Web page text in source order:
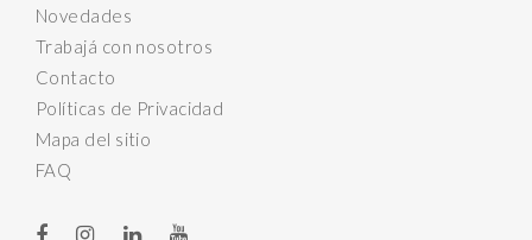
Novedades
Trabajá con nosotros
Contacto
Políticas de Privacidad
Mapa del sitio
FAQ